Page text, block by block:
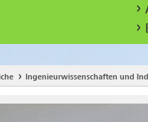
Ingenieurwissenschaften und